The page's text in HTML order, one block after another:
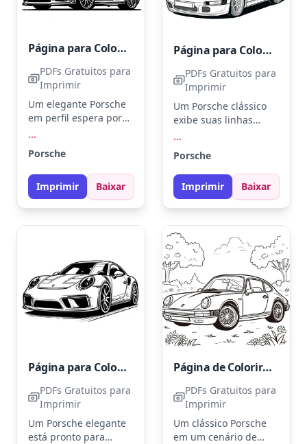
Página para Colorir de Carro Porsche para Imprimir
PDFs Gratuitos para
Imprimir
Um elegante Porsche
em perfil espera por
prata, azul metálico ou
vermelho para um
toque esportivo. Para
um efeito realista, use
nos detalhes.
...
Porsche
Imprimir Baixar
Página para Colorir de Carro Porsche Grátis para Imprimir
PDFs Gratuitos para
Imprimir
Um Porsche clássico
exibe suas linhas
ganhar vida com suas
cores favoritas. Pense
em tons de prata,
preto e vermelho para
esportiva. Use lápis
metálicos para um
toque especial nas
rodas e acabamentos.
...
Porsche
Imprimir Baixar
Página para Colorir de um Carro Porsche
PDFs Gratuitos para
Imprimir
Um Porsche elegante
está pronto para
Página de Colorir Carro Porsche Grátis
PDFs Gratuitos para
Imprimir
Um clássico Porsche
em um cenário de